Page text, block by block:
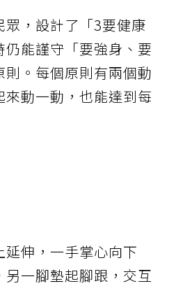
，設計了「3要健康
能謹守「要強身、要
。每個原則有兩個動
動一動，也能達到每
伸，一手掌心向下
一腳墊起腳跟，交互